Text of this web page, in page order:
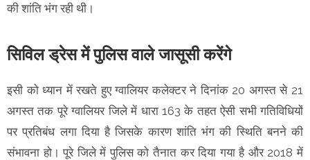
की शांति भंग रही थी।
सिविल ड्रेस में पुलिस वाले जासूसी करेंगे
इसी को ध्यान में रखते हुए ग्वालियर कलेक्टर ने दिनांक 20 अगस्त से 21
अगस्त तक पूरे ग्वालियर जिले में धारा 163 के तहत ऐसी सभी गतिविधियों
पर प्रतिबंध लगा दिया है जिसके कारण शांति भंग की स्थिति बनने की
संभावना हो। पूरे जिले में पुलिस को तैनात कर दिया गया है और 2018 में